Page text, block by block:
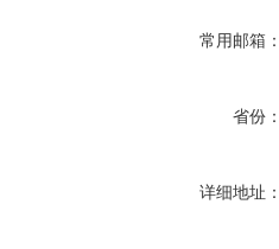
常用邮箱：
省份：
详细地址：